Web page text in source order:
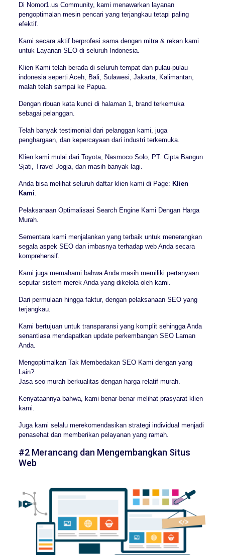
Di Nomor1.us Community, kami menawarkan layanan
pengoptimalan mesin pencari yang terjangkau tetapi paling
efektif.
Kami secara aktif berprofesi sama dengan mitra & rekan kami
untuk Layanan SEO di seluruh Indonesia.
Klien Kami telah berada di seluruh tempat dan pulau-pulau
indonesia seperti Aceh, Bali, Sulawesi, Jakarta, Kalimantan,
malah telah sampai ke Papua.
Dengan ribuan kata kunci di halaman 1, brand terkemuka
sebagai pelanggan.
Telah banyak testimonial dari pelanggan kami, juga
penghargaan, dan kepercayaan dari industri terkemuka.
Klien kami mulai dari Toyota, Nasmoco Solo, PT. Cipta Bangun
Sjati, Travel Jogja, dan masih banyak lagi.
Anda bisa melihat seluruh daftar klien kami di Page: Klien
Kami
Pelaksanaan Optimalisasi Search Engine Kami Dengan Harga
Murah.
Sementara kami menjalankan yang terbaik untuk menerangkan
segala aspek SEO dan imbasnya terhadap web Anda secara
komprehensif.
Kami juga memahami bahwa Anda masih memiliki pertanyaan
seputar sistem merek Anda yang dikelola oleh kami.
Dari permulaan hingga faktur, dengan pelaksanaan SEO yang
terjangkau.
Kami bertujuan untuk transparansi yang komplit sehingga Anda
senantiasa mendapatkan update perkembangan SEO Laman
Anda.
Mengoptimalkan Tak Membedakan SEO Kami dengan yang
Lain?
Jasa seo murah berkualitas dengan harga relatif murah.
Kenyataannya bahwa, kami benar-benar melihat prasyarat klien
kami.
Juga kami selalu merekomendasikan strategi individual menjadi
penasehat dan memberikan pelayanan yang ramah.
#2 Merancang dan Mengembangkan Situs
Web